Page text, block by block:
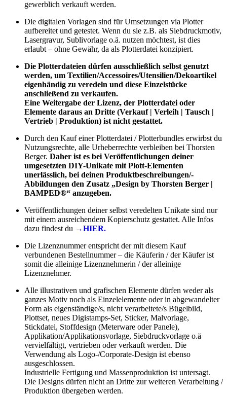
gewerblich verkauft werden.
Die digitalen Vorlagen sind für Umsetzungen via Plotter
aufbereitet und getestet. Wenn du sie z.B. als Siebdruckmotiv,
Lasergravur, Sublivorlage o.ä. nutzen möchtest, ist dies
erlaubt – ohne Gewähr, da als Plotterdatei konzipiert.
Die Plotterdateien dürfen ausschließlich selbst genutzt
werden, um Textilien/Accessoires/Utensilien/Dekoartikel
eigenhändig zu veredeln und diese Einzelstücke
anschließend zu verkaufen.
Eine Weitergabe der Lizenz, der Plotterdatei oder
Elemente daraus an Dritte (Verkauf | Verleih | Tausch |
Vertrieb | Produktion) ist nicht gestattet.
Durch den Kauf einer Plotterdatei / Plotterbundles erwirbst du
Nutzungsrechte, alle Urheberrechte verbleiben bei Thorsten
Berger. Daher ist es bei Veröffentlichungen deiner
umgesetzten DIY-Unikate mit Plott-Elementen
unerlässlich, bei deinen Produktbeschreibungen/-
Abbildungen den Zusatz „Design by Thorsten Berger |
BAMPED®“ anzugeben.
Veröffentlichungen deiner selbst veredelten Unikate sind nur
mit einem ausreichendem Kopierschutz gestattet. Alle Infos
dazu findest du →HIER.
Die Lizenznummer entspricht der mit diesem Kauf
verbundenen Bestellnummer – die Käuferin / der Käufer ist
somit die alleinige Lizenznehmerin / der alleinige
Lizenznehmer.
Alle illustrativen und grafischen Elemente dürfen weder als
ganzes Motiv noch als Einzelelemente oder in abgewandelter
Form als eigenständige/s, nicht verarbeitete/s Bügelbild,
Plottset, neues Digistamps-Set, Sticker, Malvorlage,
Stickdatei, Stoffdesign (Meterware oder Panele),
Applikation/Applikationsvorlage, Siebdruckvorlage o.ä
vervielfältigt, vertrieben oder verkauft werden. Die
Verwendung als Logo-/Corporate-Design ist ebenso
ausgeschlossen.
Industrielle Fertigung und Massenproduktion ist untersagt.
Die Designs dürfen nicht an Dritte zur weiteren Verarbeitung /
Produktion übergeben werden.